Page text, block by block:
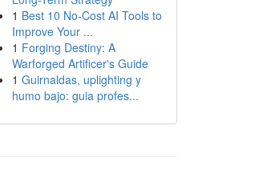
1 Best 10 No-Cost AI Tools to
Improve Your ...
1 Forging Destiny: A
Warforged Artificer's Guide
1 Guirnaldas, uplighting y
humo bajo: guia profes...